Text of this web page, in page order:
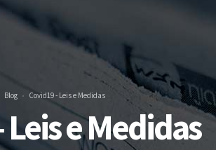
Blog Covid19 - Leis e Medidas
e Medidas